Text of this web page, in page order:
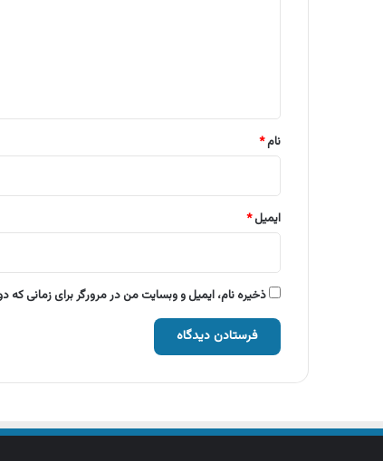
نام*
ایمیل*
ذخیره نام، ایمیل و وبسایت من در مرورگر برای زمانی که